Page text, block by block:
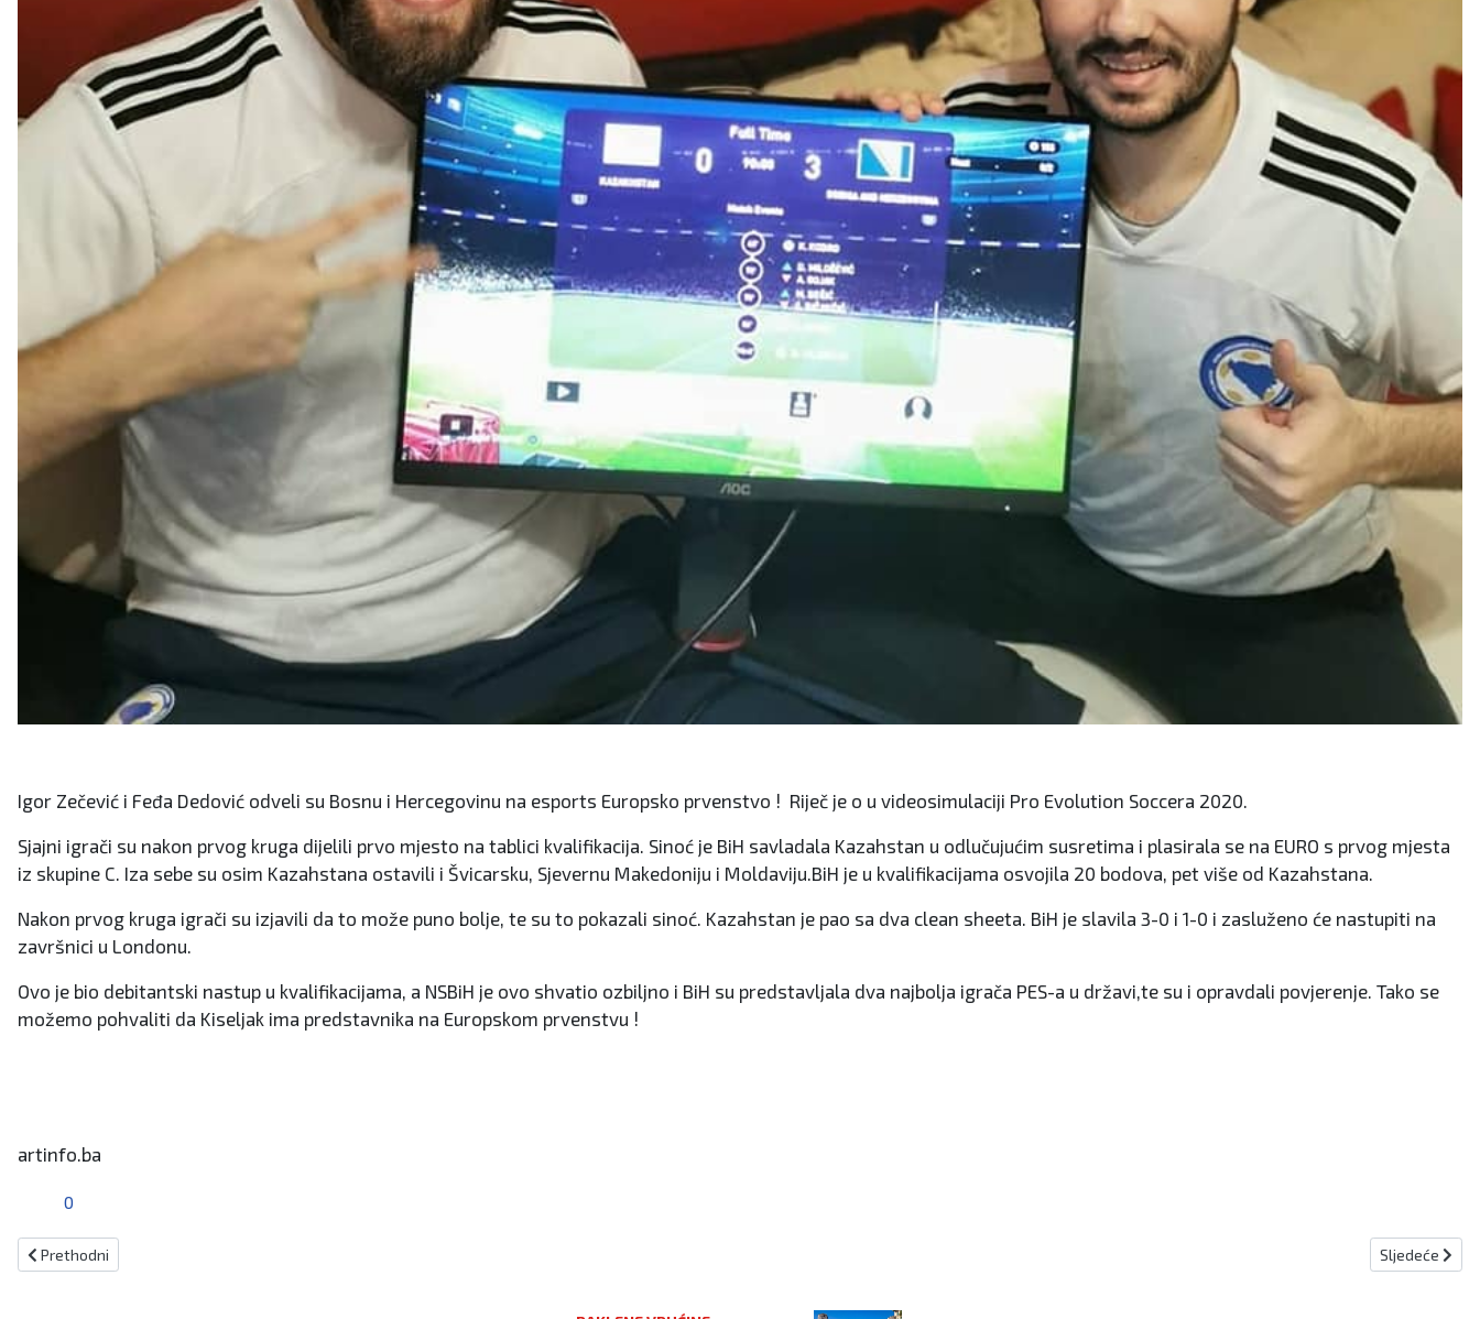
Igor Zečević i Feđa Dedović odveli su Bosnu i Hercegovinu na esports Europsko prvenstvo ! Riječ je o u videosimulaciji Pro Evolution Soccera 2020.
Sjajni igrači su nakon prvog kruga dijelili prvo mjesto na tablici kvalifikacija. Sinoć je BiH savladala Kazahstan u odlučujućim susretima i plasirala se na EURO s prvog mjesta
iz skupine C. Iza sebe su osim Kazahstana ostavili i Švicarsku, Sjevernu Makedoniju i Moldaviju.BiH je u kvalifikacijama osvojila 20 bodova, pet više od Kazahstana.
Nakon prvog kruga igrači su izjavili da to može puno bolje, te su to pokazali sinoć. Kazahstan je pao sa dva clean sheeta. BiH je slavila 3-0 i 1-0 i zasluženo će nastupiti na
završnici u Londonu.
Ovo je bio debitantski nastup u kvalifikacijama, a NSBiH je ovo shvatio ozbiljno i BiH su predstavljala dva najbolja igrača PES-a u državi,te su i opravdali povjerenje. Tako se
možemo pohvaliti da Kiseljak ima predstavnika na Europskom prvenstvu !
artinfo.ba
0
Prethodni članak: Gloria Slišković najbolja strijelkinja dosadašnjeg dijela kadetske lige !
Prethodni Sljedeći
Sljedeće